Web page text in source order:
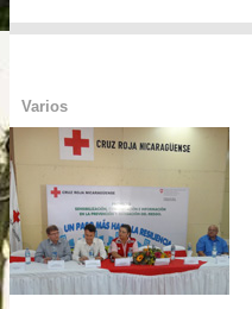
Varios